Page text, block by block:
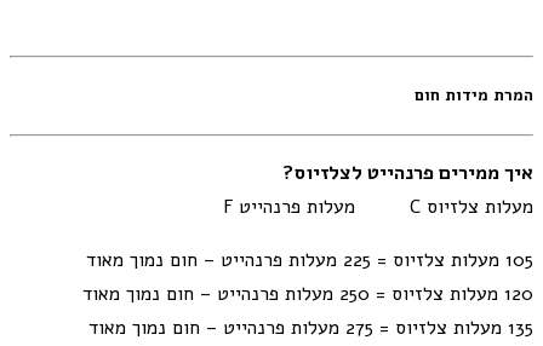
המרת מידות חום
איך ממירים פרנהייט לצלזיוס?
מעלות צלזיוס C מעלות פרנהייט F
105 מעלות צלזיוס = 225 מעלות פרנהייט – חום נמוך מאוד
120 מעלות צלזיוס = 250 מעלות פרנהייט – חום נמוך מאוד
135 מעלות צלזיוס = 275 מעלות פרנהייט – חום נמוך מאוד